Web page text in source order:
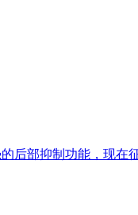
部抑制功能，现在